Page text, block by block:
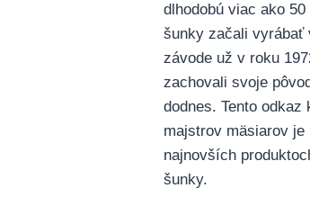
dlhodobú viac ako
šunky začali vyrábať
závode už v roku
zachovali svoje
dodnes. Tento
majstrov mäsiarov
najnovších
šunky.